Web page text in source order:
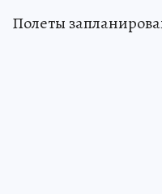
Полеты